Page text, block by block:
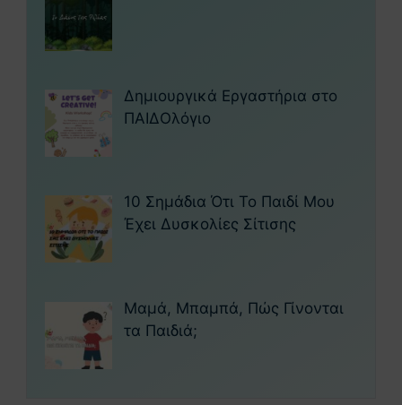
Δημιουργικά Εργαστήρια στο
ΠΑΙΔΟλόγιο
10 Σημάδια Ότι Το Παιδί Μου
Έχει Δυσκολίες Σίτισης
Μαμά, Μπαμπά, Πώς Γίνονται
τα Παιδιά;